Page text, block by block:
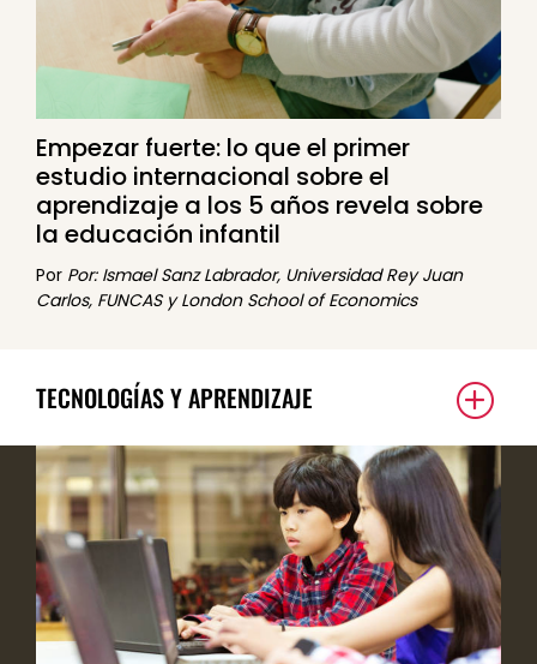
Empezar fuerte: lo que el primer
estudio internacional sobre el
aprendizaje a los 5 años revela sobre
la educación infantil
Por Por: Ismael Sanz Labrador, Universidad Rey Juan
Carlos, FUNCAS y London School of Economics
TECNOLOGÍAS Y APRENDIZAJE